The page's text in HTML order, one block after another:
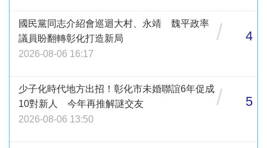
國民黨同志介紹會巡迴大村、永靖 魏平政率
議員盼翻轉彰化打造新局
2026-08-06 16:17
/ 4
少子化時代地方出招！彰化市未婚聯誼6年促成
10對新人 今年再推解謎交友
2026-08-06 13:50
/ 5